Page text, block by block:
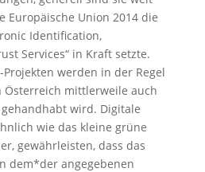
Europäische Union 2014 die
Identification,
Services“ in Kraft setzte.
Projekten werden in der Regel
mittlerweile auch
wird. Digitale
wie das kleine grüne
gewährleisten, dass das
dem*der angegebenen